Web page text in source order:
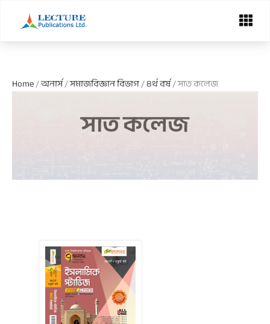
Menu
Home/অনার্স/সমাজবিজ্ঞান বিভাগ/৪র্থ বর্ষ/ সাত কলেজ
সাত কলেজ